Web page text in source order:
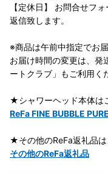
【定休日】 お問合せフ
返信致します。
※商品は午前中指定でお
お届け時間の変更は、発
ートクラブ」もご利用く
★シャワーヘッド本体は
ReFa FINE BUBBLE
★その他のReFa返礼品は
その他のReFa返礼品